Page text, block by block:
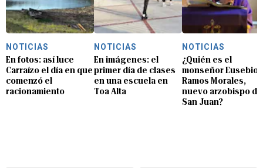
NOTICIAS
En fotos: así luce
Carraízo el día en que
comenzó el
racionamiento
NOTICIAS
En imágenes: el
primer día de clases
en una escuela en
Toa Alta
NOTICIAS
¿Quién es el
monseñor Eusebio
Ramos Morales,
nuevo arzobispo de
San Juan?